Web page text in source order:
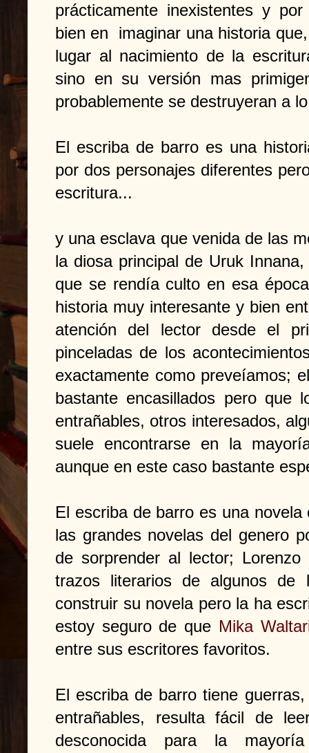
prácticamente inexistentes y
bien en imaginar una historia
lugar al nacimiento de la
sino en su versión mas
probablemente se destruyeran a
El escriba de barro es una
por dos personajes diferentes
escritura...
y una esclava que venida de las
la diosa principal de Uruk
que se rendía culto en esa
historia muy interesante y bien
atención del lector desde el
pinceladas de los
exactamente como preveíamos;
bastante encasillados pero que
entrañables, otros interesados,
suele encontrarse en la
aunque en este caso bastante
El escriba de barro es una
las grandes novelas del genero
de sorprender al lector;
trazos literarios de algunos de
construir su novela pero la ha
estoy seguro de que Mika
entre sus escritores favoritos.
El escriba de barro tiene
entrañables, resulta fácil de
desconocida para la